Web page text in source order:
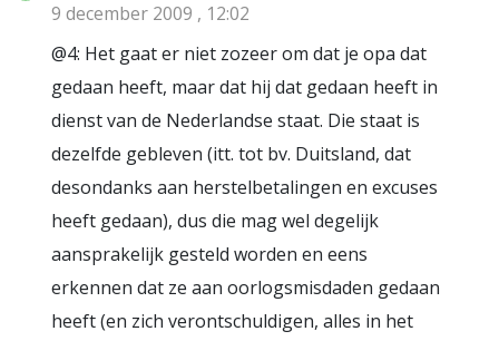
9 december 2009 , 12:02
@4: Het gaat er niet zozeer om dat je opa dat
gedaan heeft, maar dat hij dat gedaan heeft in
dienst van de Nederlandse staat. Die staat is
dezelfde gebleven (itt. tot bv. Duitsland, dat
desondanks aan herstelbetalingen en excuses
heeft gedaan), dus die mag wel degelijk
aansprakelijk gesteld worden en eens
erkennen dat ze aan oorlogsmisdaden gedaan
heeft (en zich verontschuldigen, alles in het